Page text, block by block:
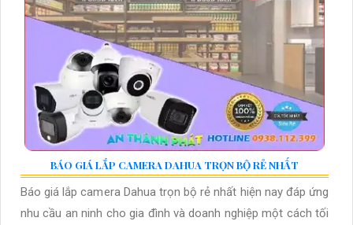
BÁO GIÁ LẮP CAMERA DAHUA TRỌN BỘ RẺ NHẤT
Báo giá lắp camera Dahua trọn bộ rẻ nhất hiện nay đáp ứng
nhu cầu an ninh cho gia đình và doanh nghiệp một cách tối